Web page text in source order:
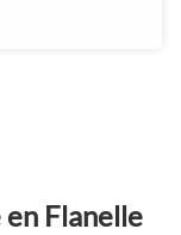
en Flanelle